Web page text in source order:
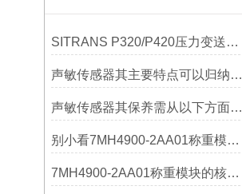
SITRANS P320/P420压力变送器概述
声敏传感器其主要特点可以归纳为以下几个核心维度
声敏传感器其保养需从以下方面入手
别小看7MH4900-2AA01称重模块！这些你日常接触的领域，早已离不开它
7MH4900-2AA01称重模块的核心亮点，藏着让效率翻倍的“关键密码”